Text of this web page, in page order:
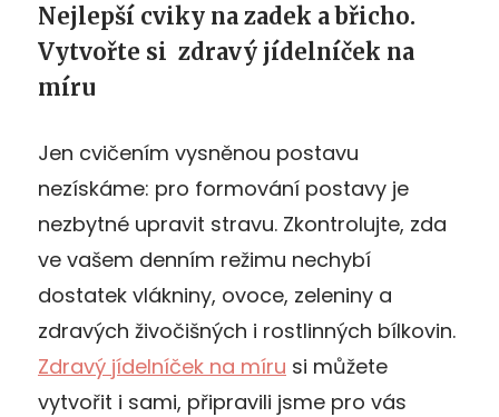
Nejlepší cviky na zadek a břicho.
Vytvořte si zdravý jídelníček na
míru
Jen cvičením vysněnou postavu
nezískáme: pro formování postavy je
nezbytné upravit stravu. Zkontrolujte, zda
ve vašem denním režimu nechybí
dostatek vlákniny, ovoce, zeleniny a
zdravých živočišných i rostlinných bílkovin.
Zdravý jídelníček na míru si můžete
vytvořit i sami, připravili jsme pro vás